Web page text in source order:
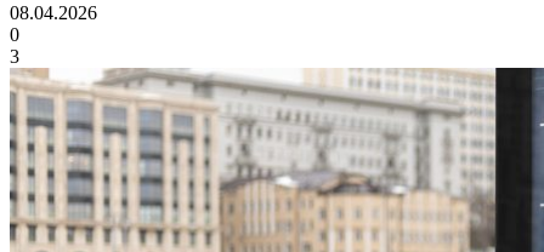
08.04.2026
0
3